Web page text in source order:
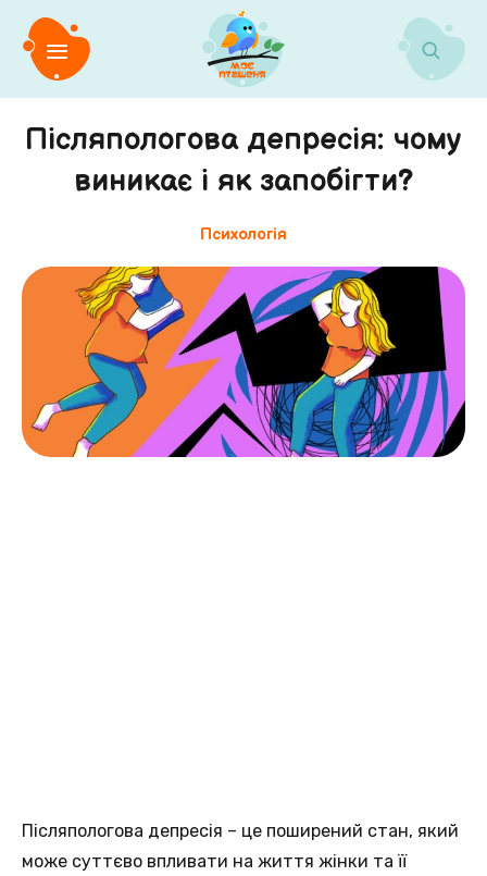
Післяпологова депресія: чому
виникає і як запобігти?
Психологія
Післяпологова депресія – це поширений стан, який
може суттєво впливати на життя жінки та її